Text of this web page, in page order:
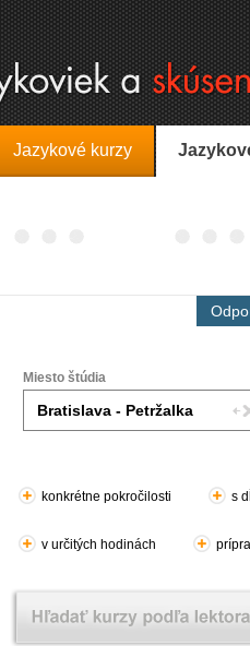
Jazykové kurzy
Miesto štúdia
konkrétne pokročilosti s
v určitých hodinách